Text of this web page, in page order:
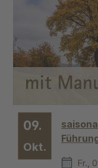
09.
Okt.
Fr.,